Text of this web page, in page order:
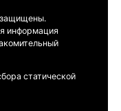
информация
статической